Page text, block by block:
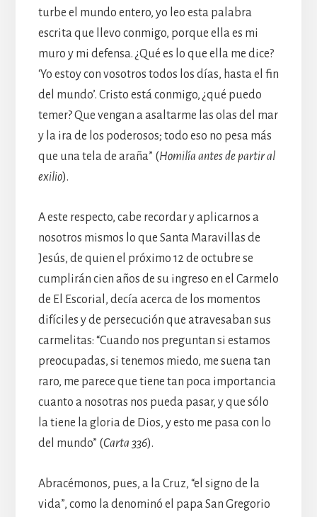
turbe el mundo entero, yo leo esta palabra
escrita que llevo conmigo, porque ella es mi
muro y mi defensa. ¿Qué es lo que ella me dice?
‘Yo estoy con vosotros todos los días, hasta el fin
del mundo’. Cristo está conmigo, ¿qué puedo
temer? Que vengan a asaltarme las olas del mar
y la ira de los poderosos; todo eso no pesa más
que una tela de araña” (Homilía antes de partir al
exilio).
A este respecto, cabe recordar y aplicarnos a
nosotros mismos lo que Santa Maravillas de
Jesús, de quien el próximo 12 de octubre se
cumplirán cien años de su ingreso en el Carmelo
de El Escorial, decía acerca de los momentos
difíciles y de persecución que atravesaban sus
carmelitas: “Cuando nos preguntan si estamos
preocupadas, si tenemos miedo, me suena tan
raro, me parece que tiene tan poca importancia
cuanto a nosotras nos pueda pasar, y que sólo
la tiene la gloria de Dios, y esto me pasa con lo
del mundo” (Carta 336).
Abracémonos, pues, a la Cruz, “el signo de la
vida”, como la denominó el papa San Gregorio